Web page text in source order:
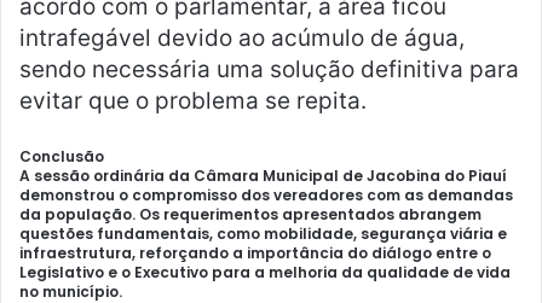
acordo com o parlamentar, a área ficou
intrafegável devido ao acúmulo de água,
sendo necessária uma solução definitiva para
evitar que o problema se repita.
Conclusão
A sessão ordinária da Câmara Municipal de Jacobina do Piauí
demonstrou o compromisso dos vereadores com as demandas
da população. Os requerimentos apresentados abrangem
questões fundamentais, como mobilidade, segurança viária e
infraestrutura, reforçando a importância do diálogo entre o
Legislativo e o Executivo para a melhoria da qualidade de vida
no município.